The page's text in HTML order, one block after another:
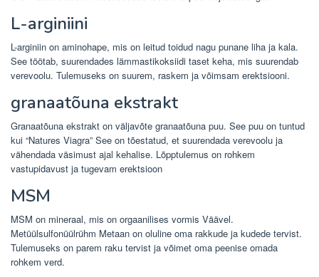
L-arginiini
L-arginiin on aminohape, mis on leitud toidud nagu punane liha ja kala.
See töötab, suurendades lämmastikoksiidi taset keha, mis suurendab
verevoolu. Tulemuseks on suurem, raskem ja võimsam erektsiooni.
granaatõuna ekstrakt
Granaatõuna ekstrakt on väljavõte granaatõuna puu. See puu on tuntud
kui “Natures Viagra” See on tõestatud, et suurendada verevoolu ja
vähendada väsimust ajal kehalise. Lõpptulemus on rohkem
vastupidavust ja tugevam erektsioon
MSM
MSM on mineraal, mis on orgaanilises vormis Väävel.
Metüülsulfonüülrühm Metaan on oluline oma rakkude ja kudede tervist.
Tulemuseks on parem raku tervist ja võimet oma peenise omada
rohkem verd.